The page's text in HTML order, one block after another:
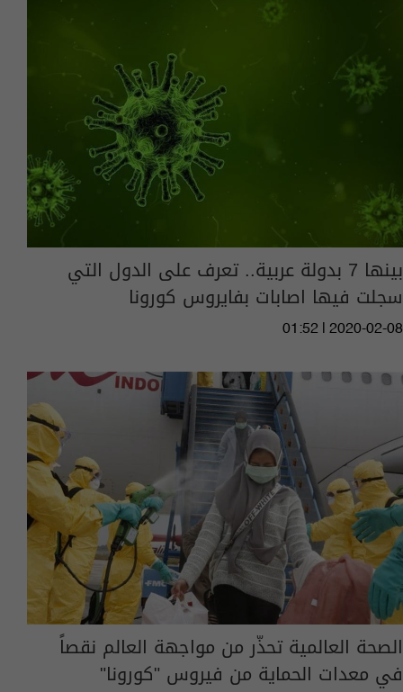
بينها 7 بدولة عربية.. تعرف على الدول التي
سجلت فيها اصابات بفايروس كورونا
01:52 | 2020-02-08
الصحة العالمية تحذّر من مواجهة العالم نقصاً
في معدات الحماية من فيروس "كورونا"